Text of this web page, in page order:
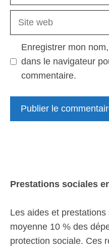
Site
Enregistrer mon
dans le navigateur
commentaire.
Prestations sociales
Les aides et
moyenne 10 % des
protection sociale. Ces